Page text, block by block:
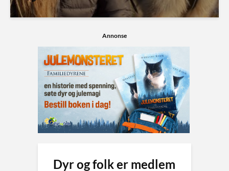
Annonse
Dyr og folk er medlem